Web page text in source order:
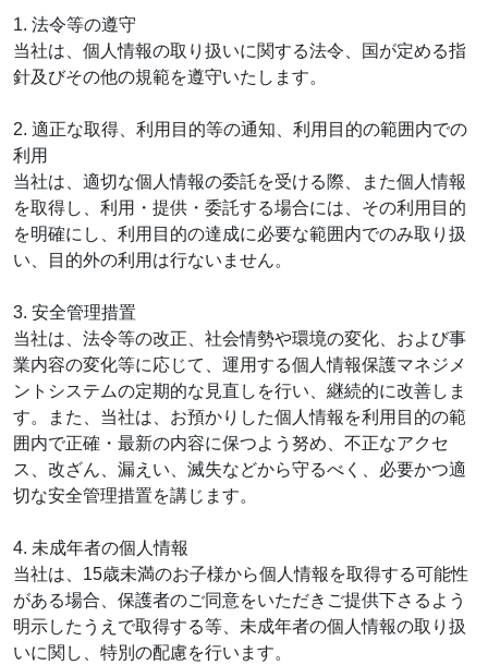
1. 法令等の遵守
当社は、個人情報の取り扱いに関する法令、国が定める指
針及びその他の規範を遵守いたします。
2. 適正な取得、利用目的等の通知、利用目的の範囲内での
利用
当社は、適切な個人情報の委託を受ける際、また個人情報
を取得し、利用・提供・委託する場合には、その利用目的
を明確にし、利用目的の達成に必要な範囲内でのみ取り扱
い、目的外の利用は行ないません。
3. 安全管理措置
当社は、法令等の改正、社会情勢や環境の変化、および事
業内容の変化等に応じて、運用する個人情報保護マネジメ
ントシステムの定期的な見直しを行い、継続的に改善しま
す。また、当社は、お預かりした個人情報を利用目的の範
囲内で正確・最新の内容に保つよう努め、不正なアクセ
ス、改ざん、漏えい、滅失などから守るべく、必要かつ適
切な安全管理措置を講じます。
4. 未成年者の個人情報
当社は、15歳未満のお子様から個人情報を取得する可能性
がある場合、保護者のご同意をいただきご提供下さるよう
明示したうえで取得する等、未成年者の個人情報の取り扱
いに関し、特別の配慮を行います。